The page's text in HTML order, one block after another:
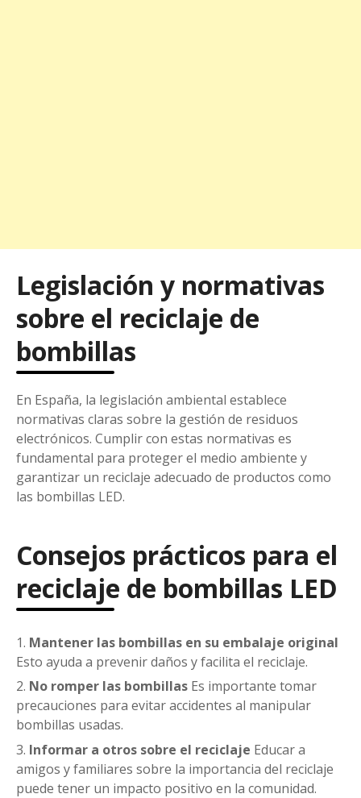
Legislación y normativas
sobre el reciclaje de
bombillas
En España, la legislación ambiental establece
normativas claras sobre la gestión de residuos
electrónicos. Cumplir con estas normativas es
fundamental para proteger el medio ambiente y
garantizar un reciclaje adecuado de productos como
las bombillas LED.
Consejos prácticos para el
reciclaje de bombillas LED
Mantener las bombillas en su embalaje original
Esto ayuda a prevenir daños y facilita el reciclaje.
No romper las bombillas Es importante tomar
precauciones para evitar accidentes al manipular
bombillas usadas.
Informar a otros sobre el reciclaje Educar a
amigos y familiares sobre la importancia del reciclaje
puede tener un impacto positivo en la comunidad.